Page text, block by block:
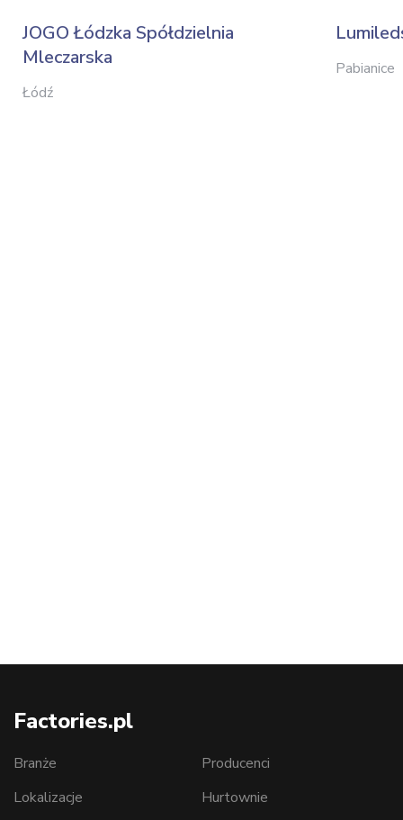
JOGO Łódzka Spółdzielnia
Mleczarska
Łódź
Pabianice
Factories.pl
Branże
Lokalizacje
Producenci
Hurtownie